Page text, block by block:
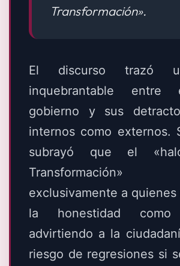
Transformación».
El discurso trazó
inquebrantable entre
gobierno y sus
internos como externos.
subrayó que el
Transformación»
exclusivamente a
la honestidad como
advirtiendo a la
riesgo de regresiones si